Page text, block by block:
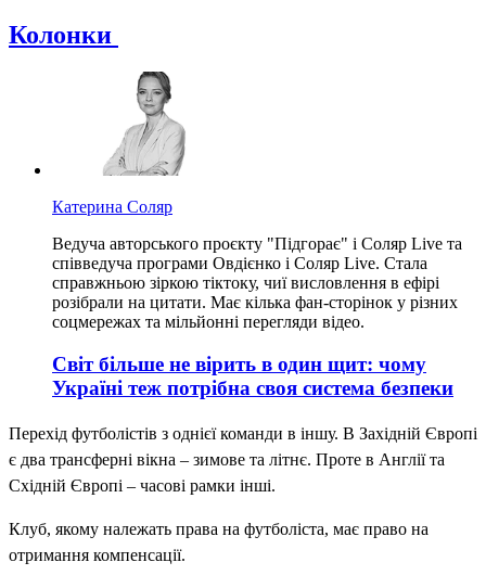
Колонки
Катерина Соляр
Ведуча авторського проєкту "Підгорає" і Соляр Live та
співведуча програми Овдієнко і Соляр Live. Стала
справжньою зіркою тіктоку, чиї висловлення в ефірі
розібрали на цитати. Має кілька фан-сторінок у різних
соцмережах та мільйонні перегляди відео.
Світ більше не вірить в один щит: чому
Україні теж потрібна своя система безпеки
Перехід футболістів з однієї команди в іншу. В Західній Європі
є два трансферні вікна – зимове та літнє. Проте в Англії та
Східній Європі – часові рамки інші.
Клуб, якому належать права на футболіста, має право на
отримання компенсації.